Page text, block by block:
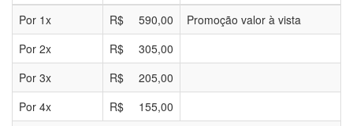
Por 1x R$ 590,00
Promoção valor à vista
Por 2x R$
305,00
Por 3x R$
205,00
Por 4x R$
155,00